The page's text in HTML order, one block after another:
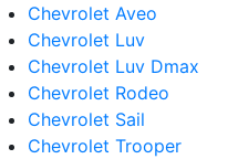
Chevrolet Aveo
Chevrolet Luv
Chevrolet Luv Dmax
Chevrolet Rodeo
Chevrolet Sail
Chevrolet Trooper